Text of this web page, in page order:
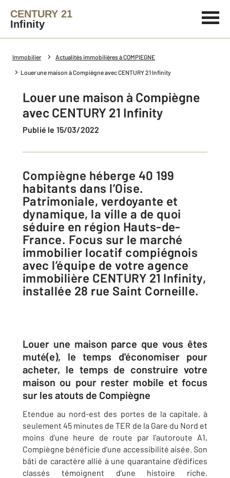
CENTURY 21
Infinity
Immobilier Actualités immobilières à COMPIEGNE
Louer une maison à Compiègne avec CENTURY 21 Infinity
Louer une maison à Compiègne
avec CENTURY 21 Infinity
Publié le 15/03/2022
Compiègne héberge 40 199
habitants dans l’Oise.
Patrimoniale, verdoyante et
dynamique, la ville a de quoi
séduire en région Hauts-de-
France. Focus sur le marché
immobilier locatif compiégnois
avec l’équipe de votre agence
immobilière CENTURY 21 Infinity,
installée 28 rue Saint Corneille.
Louer une maison parce que vous êtes
muté(e), le temps d'économiser pour
acheter, le temps de construire votre
maison ou pour rester mobile et focus
sur les atouts de Compiègne
Etendue au nord-est des portes de la capitale, à
seulement 45 minutes de TER de la Gare du Nord et
moins d’une heure de route par l’autoroute A1,
Compiègne bénéficie d’une accessibilité aisée. Son
bâti de caractère allié à une quarantaine d’édifices
classés témoignent d’une histoire riche.